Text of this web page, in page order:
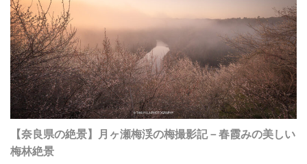
【奈良県の絶景】月ヶ瀬梅渓の梅撮影記－春霞みの美しい
梅林絶景